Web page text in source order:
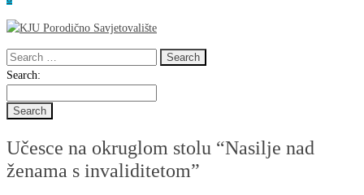
Search
for:
Search
Search:
Učesce na okruglom stolu “Nasilje nad
ženama s invaliditetom”